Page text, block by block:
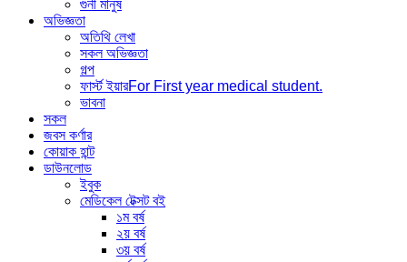
গুনী মানুষ
অভিজ্ঞতা
অতিথি লেখা
সকল অভিজ্ঞতা
গল্প
ফার্স্ট ইয়ারFor First year medical student.
ভাবনা
সকল
জবস কর্ণার
কোয়াক হান্ট
ডাউনলোড
ইবুক
মেডিকেল টেক্সট বই
১ম বর্ষ
২য় বর্ষ
৩য় বর্ষ